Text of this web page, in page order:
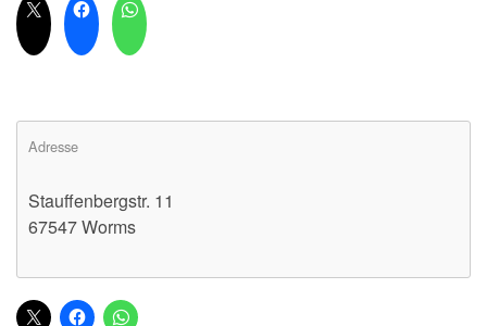
Adresse
Stauffenbergstr. 11
67547 Worms